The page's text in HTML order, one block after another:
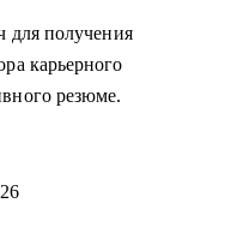
для получения
карьерного
резюме.